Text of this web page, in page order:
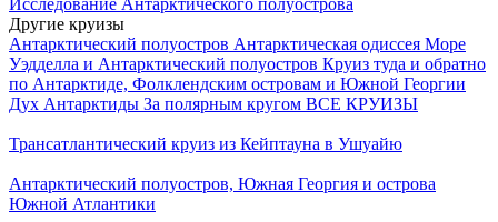
Исследование Антарктического полуострова
Другие круизы
Антарктический полуостров Антарктическая одиссея Море
Уэдделла и Антарктический полуостров Круиз туда и обратно
по Антарктиде, Фолклендским островам и Южной Георгии
Дух Антарктиды За полярным кругом ВСЕ КРУИЗЫ
Трансатлантический круиз из Кейптауна в Ушуайю
Антарктический полуостров, Южная Георгия и острова
Южной Атлантики